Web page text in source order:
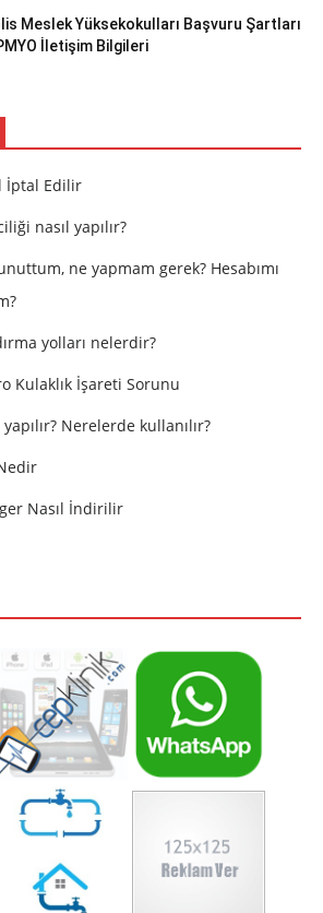
Meslek Yüksekokulları Başvuru Şartları
İletişim Bilgileri
İptal Edilir
nasıl yapılır?
ne yapmam gerek? Hesabımı
yolları nelerdir?
Kulaklık İşareti Sorunu
Nerelerde kullanılır?
Nasıl İndirilir